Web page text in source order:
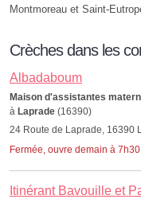
Montmoreau et Saint-
Crèches dans les
Albadaboum
Maison d'assistantes
à Laprade (16390)
24 Route de Laprade, 16390
Fermée, ouvre demain à 7h30
Itinérant Bavouille et